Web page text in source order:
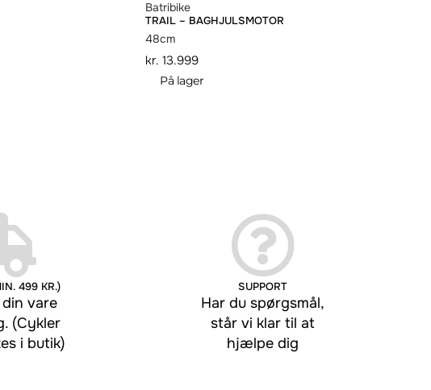
Batribike
TRAIL – BAGHJULSMOTOR
48cm
kr. 13.999
På lager
499 KR.)
vare
(Cykler
i butik)
SUPPORT
Har du spørgsmål,
står vi klar til at
hjælpe dig